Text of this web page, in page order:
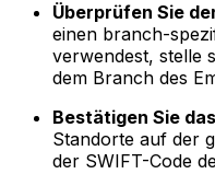
Überprüfen Sie
einen branch-
verwendest, stelle
dem Branch des
Bestätigen Sie
Standorte auf der
der SWIFT-Code